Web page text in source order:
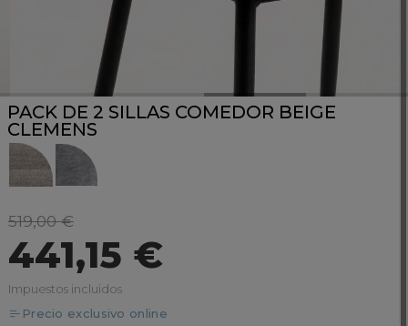
PACK DE 2 SILLAS COMEDOR BEIGE
CLEMENS
519,00 €
441,15 €
Impuestos incluidos
Precio exclusivo online